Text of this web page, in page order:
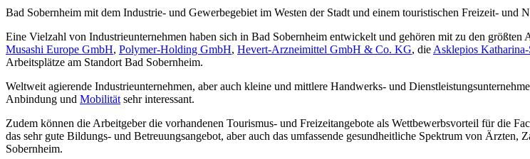
Bad Sobernheim mit dem Industrie- und Gewerbegebiet im Westen der Stadt und einem touristischen Freizeit- und
Eine Vielzahl von Industrieunternehmen haben sich in Bad Sobernheim entwickelt und gehören mit zu den größten
Musashi Europe GmbH, Polymer-Holding GmbH, Hevert-Arzneimittel GmbH & Co. KG, die Asklepios
Arbeitsplätze am Standort Bad Sobernheim.
Weltweit agierende Industrieunternehmen, aber auch kleine und mittlere Handwerks- und
Anbindung und Mobilität sehr interessant.
Zudem können die Arbeitgeber die vorhandenen Tourismus- und Freizeitangebote als Wettbewerbsvorteil für die
das sehr gute Bildungs- und Betreuungsangebot, aber auch das umfassende gesundheitliche Spektrum von
Sobernheim.